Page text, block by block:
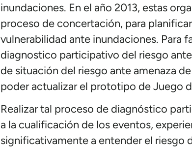
inundaciones. En el año 2013, estas
proceso de concertación, para
vulnerabilidad ante inundaciones. Para
diagnostico participativo del riesgo
de situación del riesgo ante amenaza
poder actualizar el prototipo de Juego
Realizar tal proceso de diagnóstico
a la cualificación de los eventos,
significativamente a entender el riesgo